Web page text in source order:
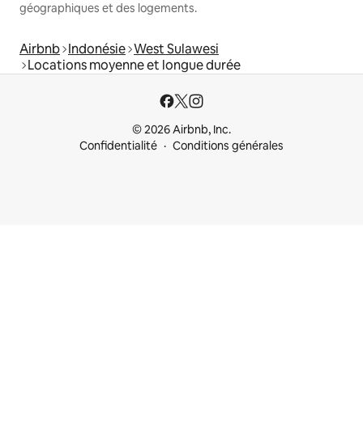
géographiques et des logements.
Airbnb Indonésie West Sulawesi
Locations moyenne et longue durée
© 2026 Airbnb, Inc.
Confidentialité
Conditions générales